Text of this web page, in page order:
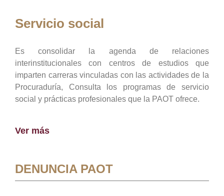
Servicio social
Es consolidar la agenda de relaciones
interinstitucionales con centros de estudios que
imparten carreras vinculadas con las actividades de la
Procuraduría, Consulta los programas de servicio
social y prácticas profesionales que la PAOT ofrece.
Ver más
DENUNCIA PAOT